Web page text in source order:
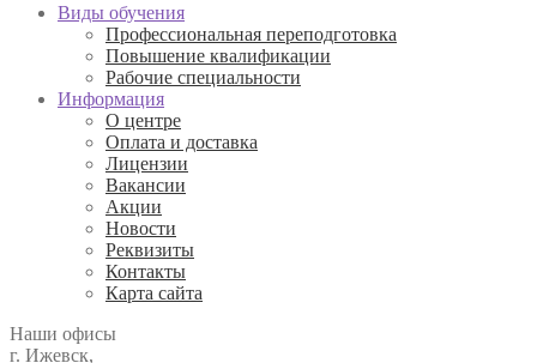
Виды обучения
Профессиональная переподготовка
Повышение квалификации
Рабочие специальности
Информация
О центре
Оплата и доставка
Лицензии
Вакансии
Акции
Новости
Реквизиты
Контакты
Карта сайта
Наши офисы
г. Ижевск,